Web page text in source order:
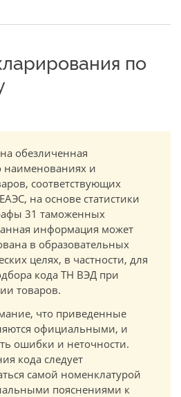
по
обезличенная
и
соответствующих
на основе статистики
31 таможенных
информация может
в образовательных
целях, в частности, для
кода ТН ВЭД при
товаров.
что приведенные
официальными, и
ошибки и неточности.
кода следует
самой номенклатурой
пояснениями к